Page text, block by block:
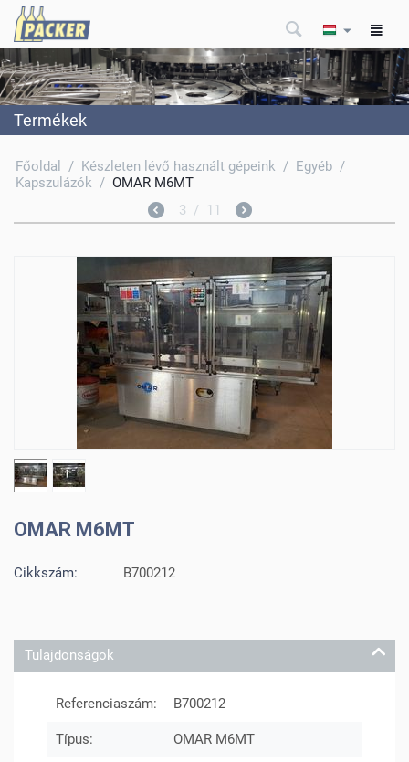
Termékek
Főoldal / Készleten lévő használt gépeink / Egyéb /
Kapszulázók / OMAR M6MT
3 / 11
OMAR M6MT
Cikkszám: B700212
Tulajdonságok
Referenciaszám: B700212
Típus: OMAR M6MT